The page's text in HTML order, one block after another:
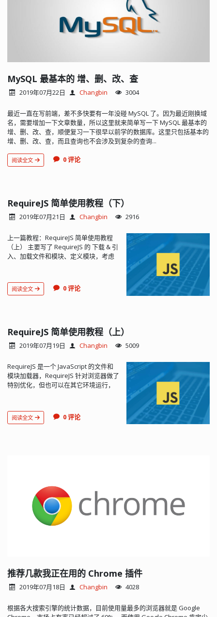
MySQL 最基本的 增、删、改、查
2019年07月22日 Changbin 3004
最近一直在写前端，差不多快要有一年没碰 MySQL 了。因为最近刚换域
名，需要增加一下文章数量，所以这里就来简单写一下 MySQL 最基本的
增、删、改、查，顺便复习一下很早以前学的数据库。这里只包括基本的
增、删、改、查，而且查询也不会涉及到复杂的查询...
阅读全文 0 评论
RequireJS 简单使用教程（下）
2019年07月21日 Changbin 2916
上一篇教程：RequireJS 简单使用教程
（上） 主要写了 RequireJS 的 下载 & 引
入、加载文件和模块、定义模块，考虑
RequireJS 加载的根目录，默认和...
阅读全文 0 评论
RequireJS 简单使用教程（上）
2019年07月19日 Changbin 5009
RequireJS 是一个 JavaScript 的文件和
模块加载器，RequireJS 针对浏览器做了
特别优化，但也可以在其它环境运行，
模块化，加载模块也比较方便，但...
阅读全文 0 评论
推荐几款我正在用的 Chrome 插件
2019年07月18日 Changbin 4028
根据各大搜索引擎的统计数据，目前使用量最多的浏览器就是 Google